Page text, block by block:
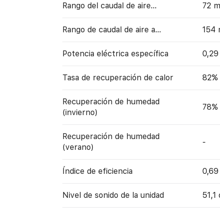
Rango del caudal de aire... 72 m
Rango de caudal de aire a… 154
Potencia eléctrica específica
Tasa de recuperación de calor 82%
Recuperación de humedad
(invierno)
78%
Recuperación de humedad
(verano)
-
Índice de eficiencia 0,69
Nivel de sonido de la unidad 51,1